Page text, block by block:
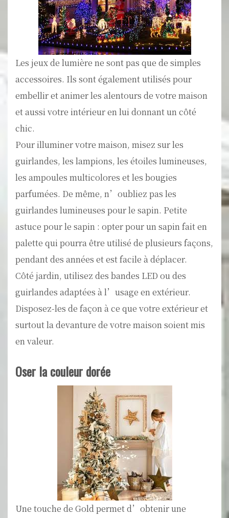
Les jeux de lumière ne sont pas que de simples
accessoires. Ils sont également utilisés pour
embellir et animer les alentours de votre maison
et aussi votre intérieur en lui donnant un côté
chic.
Pour illuminer votre maison, misez sur les
guirlandes, les lampions, les étoiles lumineuses,
les ampoules multicolores et les bougies
parfumées. De même, n’oubliez pas les
guirlandes lumineuses pour le sapin. Petite
astuce pour le sapin : opter pour un sapin fait en
palette qui pourra être utilisé de plusieurs façons,
pendant des années et est facile à déplacer.
Côté jardin, utilisez des bandes LED ou des
guirlandes adaptées à l’usage en extérieur.
Disposez-les de façon à ce que votre extérieur et
surtout la devanture de votre maison soient mis
en valeur.
Oser la couleur dorée
Une touche de Gold permet d’obtenir une